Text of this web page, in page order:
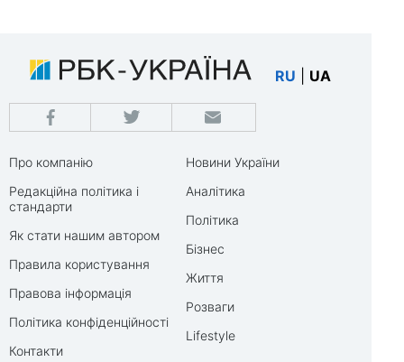
RU UA
Про компанію
Редакційна політика і
стандарти
Як стати нашим автором
Правила користування
Правова інформація
Політика конфіденційності
Контакти
Новини України
Аналітика
Політика
Бізнес
Життя
Розваги
Lifestyle